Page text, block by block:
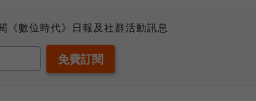
《數位時代》日報及社群活動訊息